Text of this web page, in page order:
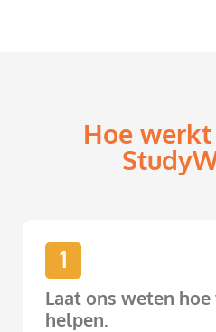
Hoe
1
Laat ons weten
helpen.